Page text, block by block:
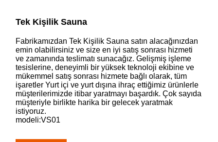
Tek Kişilik Sauna
Fabrikamızdan Tek Kişilik Sauna satın alacağınızdan
emin olabilirsiniz ve size en iyi satış sonrası hizmeti
ve zamanında teslimatı sunacağız. Gelişmiş işleme
tesislerine, deneyimli bir yüksek teknoloji ekibine ve
mükemmel satış sonrası hizmete bağlı olarak, tüm
işaretler Yurt içi ve yurt dışına ihraç ettiğimiz ürünlerle
müşterilerimizde itibar yaratmayı başardık. Çok sayıda
müşteriyle birlikte harika bir gelecek yaratmak
istiyoruz.
modeli:VS01